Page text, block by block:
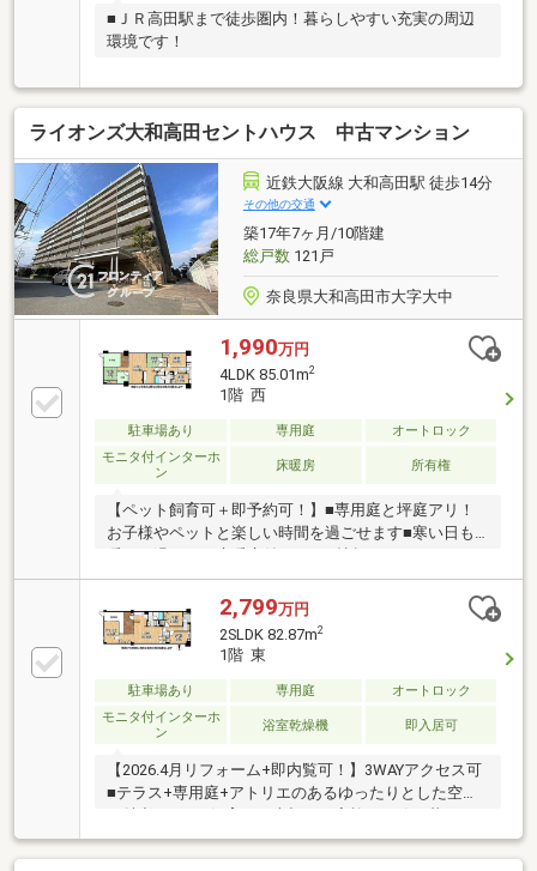
■ＪＲ高田駅まで徒歩圏内！暮らしやすい充実の周辺
環境です！
ライオンズ大和高田セントハウス 中古マンション
近鉄大阪線 大和高田駅 徒歩14分
その他の交通
築17年7ヶ月/10階建
総戸数121戸
奈良県大和高田市大字大中
1,990万円
4LDK 85.01m2
1階 西
駐車場あり 専用庭
オートロック
モニタ付インターホ
ン
床暖房 所有権
【ペット飼育可＋即予約可！】■専用庭と坪庭アリ！
お子様やペットと楽しい時間を過ごせます■寒い日も
プンな空間で広々とした印象を与えます
2,799万円
2SLDK 82.87m2
1階 東
駐車場あり 専用庭
オートロック
モニタ付インターホ
ン
浴室乾燥機 即入居可
【2026.4月リフォーム+即内覧可！】3WAYアクセス可
■テラス+専用庭+アトリエのあるゆったりとした空間
ます■車1台分専用駐車場付き